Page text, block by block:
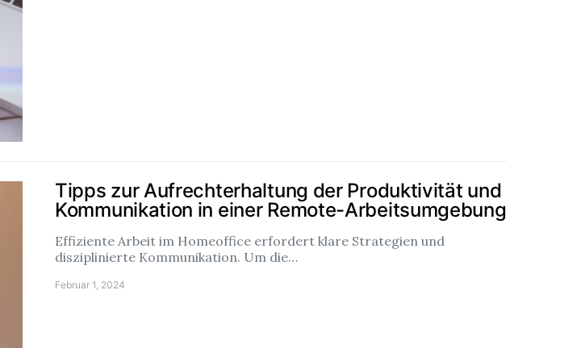
Tipps zur Aufrechterhaltung der Produktivität und
Kommunikation in einer Remote-Arbeitsumgebung
Effiziente Arbeit im Homeoffice erfordert klare Strategien und
disziplinierte Kommunikation. Um die…
Februar 1, 2024